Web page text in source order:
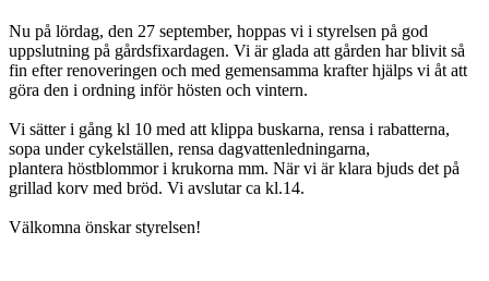
Nu på lördag, den 27 september, hoppas vi i styrelsen på god
uppslutning på gårdsfixardagen. Vi är glada att gården har blivit så
fin efter renoveringen och med gemensamma krafter hjälps vi åt att
göra den i ordning inför hösten och vintern.
Vi sätter i gång kl 10 med att klippa buskarna, rensa i rabatterna,
sopa under cykelställen, rensa dagvattenledningarna,
plantera höstblommor i krukorna mm. När vi är klara bjuds det på
grillad korv med bröd. Vi avslutar ca kl.14.
Välkomna önskar styrelsen!